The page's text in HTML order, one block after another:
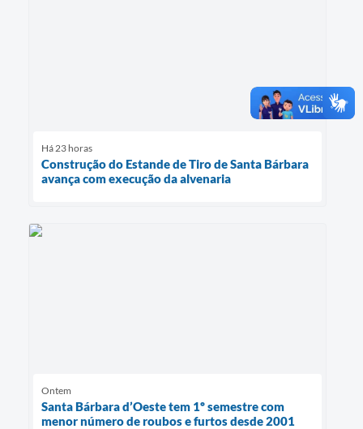
Há 23 horas
Construção do Estande de Tiro de Santa Bárbara
avança com execução da alvenaria
Ontem
Santa Bárbara d’Oeste tem 1º semestre com
menor número de roubos e furtos desde 2001